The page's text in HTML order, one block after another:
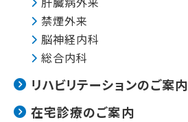
禁煙外来
脳神経内科
総合内科
リハビリテーションのご案内
在宅診療のご案内